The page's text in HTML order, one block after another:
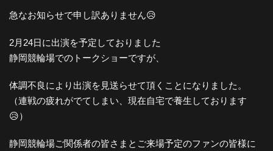
急なお知らせで申し訳ありません😥
2月24日に出演を予定しておりました
静岡競輪場でのトークショーですが、
体調不良により出演を見送らせて頂くことになりました。
（連戦の疲れがでてしまい、現在自宅で養生しております
😥）
静岡競輪場ご関係者の皆さまとご来場予定のファンの皆様に